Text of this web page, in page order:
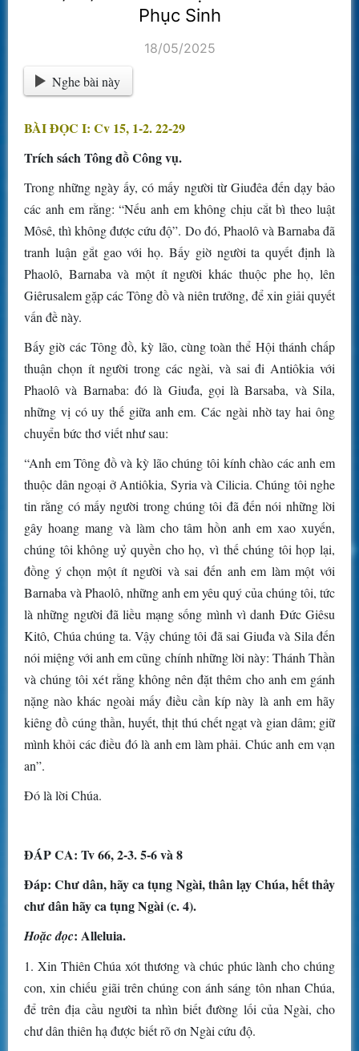
Phục Sinh
18/05/2025
Nghe bài này
BÀI ĐỌC I: Cv 15, 1-2. 22-29
Trích sách Tông đồ Công vụ.
Trong những ngày ấy, có mấy người từ Giuđêa đến dạy bảo
các anh em rằng: “Nếu anh em không chịu cắt bì theo luật
Môsê, thì không được cứu độ”. Do đó, Phaolô và Barnaba đã
tranh luận gắt gao với họ. Bấy giờ người ta quyết định là
Phaolô, Barnaba và một ít người khác thuộc phe họ, lên
Giêrusalem gặp các Tông đồ và niên trưởng, để xin giải quyết
vấn đề này.
Bấy giờ các Tông đồ, kỳ lão, cùng toàn thể Hội thánh chấp
thuận chọn ít người trong các ngài, và sai đi Antiôkia với
Phaolô và Barnaba: đó là Giuđa, gọi là Barsaba, và Sila,
những vị có uy thế giữa anh em. Các ngài nhờ tay hai ông
chuyển bức thơ viết như sau:
“Anh em Tông đồ và kỳ lão chúng tôi kính chào các anh em
thuộc dân ngoại ở Antiôkia, Syria và Cilicia. Chúng tôi nghe
tin rằng có mấy người trong chúng tôi đã đến nói những lời
gây hoang mang và làm cho tâm hồn anh em xao xuyến,
chúng tôi không uỷ quyền cho họ, vì thế chúng tôi họp lại,
đồng ý chọn một ít người và sai đến anh em làm một với
Barnaba và Phaolô, những anh em yêu quý của chúng tôi, tức
là những người đã liều mạng sống mình vì danh Ðức Giêsu
Kitô, Chúa chúng ta. Vậy chúng tôi đã sai Giuđa và Sila đến
nói miệng với anh em cũng chính những lời này: Thánh Thần
và chúng tôi xét rằng không nên đặt thêm cho anh em gánh
nặng nào khác ngoài mấy điều cần kíp này là anh em hãy
kiêng đồ cúng thần, huyết, thịt thú chết ngạt và gian dâm; giữ
mình khỏi các điều đó là anh em làm phải. Chúc anh em vạn
an”.
Ðó là lời Chúa.
ÐÁP CA: Tv 66, 2-3. 5-6 và 8
Ðáp: Chư dân, hãy ca tụng Ngài, thân lạy Chúa, hết thảy
chư dân hãy ca tụng Ngài (c. 4).
Hoặc đọc: Alleluia.
1. Xin Thiên Chúa xót thương và chúc phúc lành cho chúng
con, xin chiếu giãi trên chúng con ánh sáng tôn nhan Chúa,
để trên địa cầu người ta nhìn biết đường lối của Ngài, cho
chư dân thiên hạ được biết rõ ơn Ngài cứu độ.